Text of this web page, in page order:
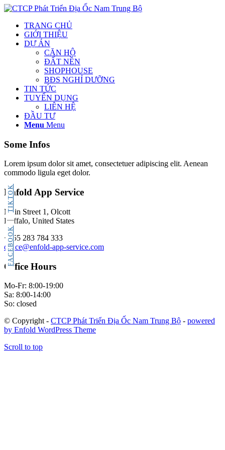
FACEBOOK
TIKTOK
TRANG CHỦ
GIỚI THIỆU
DỰ ÁN
CĂN HỘ
ĐẤT NỀN
SHOPHOUSE
BĐS NGHỈ DƯỠNG
TIN TỨC
TUYỂN DỤNG
LIÊN HỆ
ĐẦU TƯ
Menu Menu
Some Infos
Lorem ipsum dolor sit amet, consectetuer adipiscing elit. Aenean
commodo ligula eget dolor.
Enfold App Service
Main Street 1, Olcott
Buffalo, United States
+555 283 784 333
office@enfold-app-service.com
Office Hours
Mo-Fr: 8:00-19:00
Sa: 8:00-14:00
So: closed
© Copyright - CTCP Phát Triển Địa Ốc Nam Trung Bộ - powered
by Enfold WordPress Theme
Scroll to top